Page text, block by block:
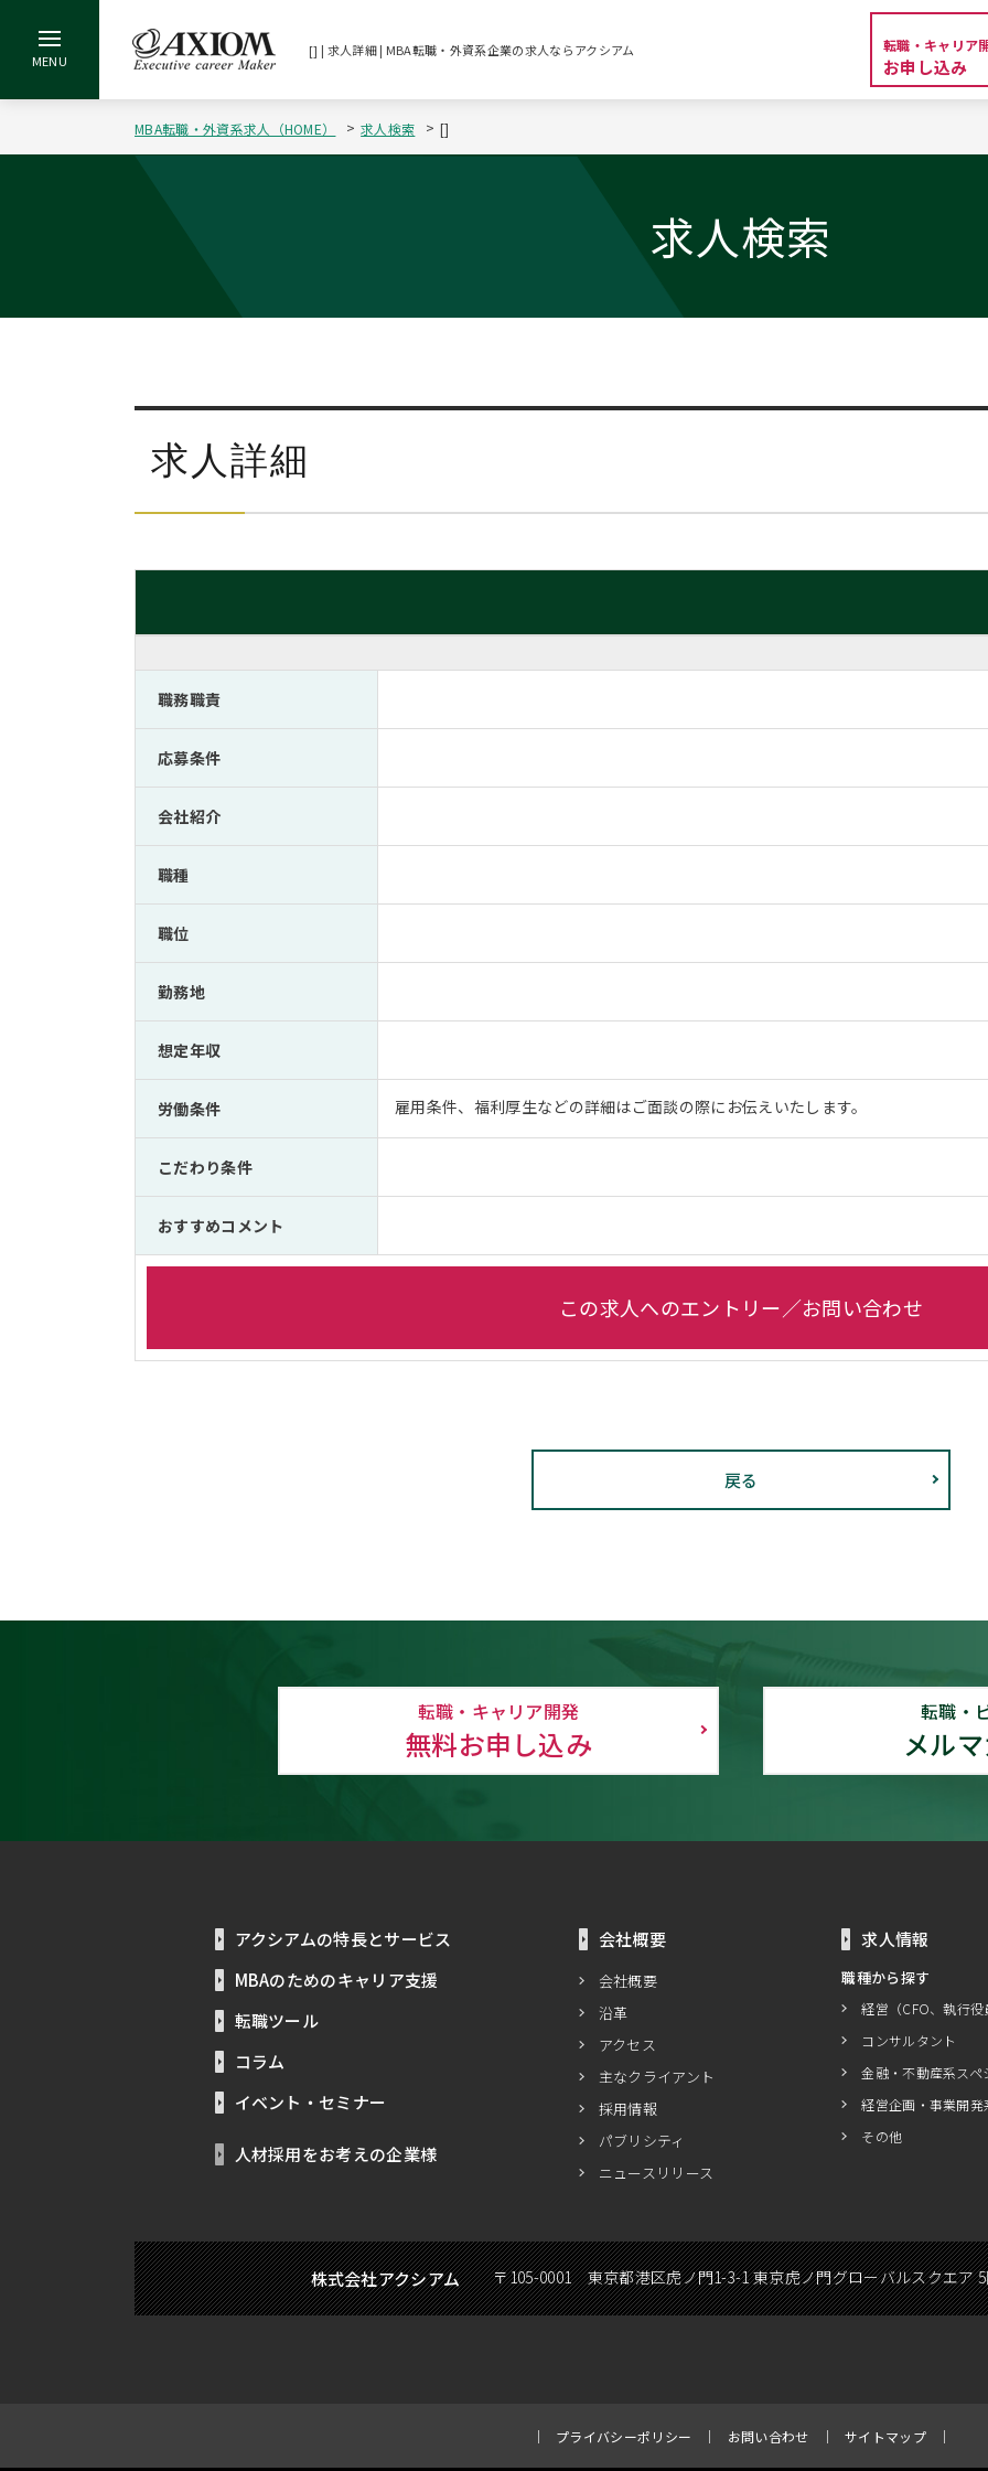
[] | 求人詳細 | MBA転職・外資系企業の求人ならアクシアム 転職・キャリア
お申し込み
MBA転職・外資系求人（HOME） 求人検索 []
求人検索
求人詳細
職務職責
応募条件
会社紹介
職種
職位
勤務地
想定年収
労働条件 雇用条件、福利厚生などの詳細はご面談の際にお伝えいたします。
こだわり条件
おすすめコメント
この求人へのエントリー／お問い合わせ
戻る
転職・キャリア開発
無料お申し込み
転職・
メル
アクシアムの特長とサービス
MBAのためのキャリア支援
転職ツール
コラム
イベント・セミナー
人材採用をお考えの企業様
会社概要
会社概要
沿革
アクセス
主なクライアント
採用情報
パブリシティ
ニュースリリース
求人情報
職種から探す
経営（CFO、執行役
コンサルタント
金融・不動産系スペ
経営企画・事業開発
その他
株式会社アクシアム 〒105-0001 東京都港区虎ノ門1-3-1 東京虎ノ門グローバルスクエア
プライバシーポリシー お問い合わせ サイトマップ